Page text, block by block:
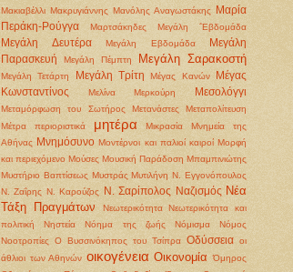
Μακιαβέλλι Μακρυγιάννης Μανόλης Αναγωστάκης
Μαρία
Περάκη-Ρούγγα
Μαρτσάκηδες Μεγάλη ΅Εβδομάδα
Μεγάλη Δευτέρα Μεγάλη Εβδομάδα
Μεγάλη
Παρασκευή
Μεγάλη Πέμπτη Μεγάλη Σαρακοστή
Μεγάλη Τετάρτη Μεγάλη Τρίτη Μέγας Κανών
Μέγας
Κωνσταντίνος
Μελίνα Μερκούρη Μεσολόγγι
Μεταμόρφωση του Σωτήρος Μετανάστες
Μεταπολίτευση
Μέτρα περιοριστικά
μητέρα Μικρασία
Μνημεία της
Αθήνας Μνημόσυνο Μοντέρνοι και παλιοί καιροί Μορφή
και περιεχόμενο Μούσες Μουσική Παράδοση Μπαμπινιώτης
Μυστήριο Βαπτίσεως Μυστράς Μυτιλήνη Ν. Εγγονόπουλος
Ν. Ζαΐρης Ν. Καρούζος Ν. Σαρίπολος Ναζισμός Νέα
Τάξη Πραγμάτων
Νεωτερικότητα
Νεωτερικότητα και
πολιτική
Νηστεία Νόημα της ζωής Νόμισμα
Νόμος
Νοοτροπίες Ο Βυσσινόκηπος του Τσίπρα Οδύσσεια οι
άθλιοι των Αθηνών οικογένεια Οικονομία
Όμηρος